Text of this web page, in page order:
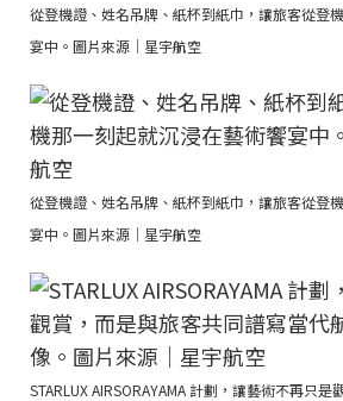
從登機證、姓名吊牌、紙杯到紙巾，讓旅客從登
宴中。圖片來源｜星宇航空
從登機證、姓名吊牌、紙杯到紙巾，讓旅客從登
宴中。圖片來源｜星宇航空
STARLUX AIRSORAYAMA 計劃，讓藝術不再只